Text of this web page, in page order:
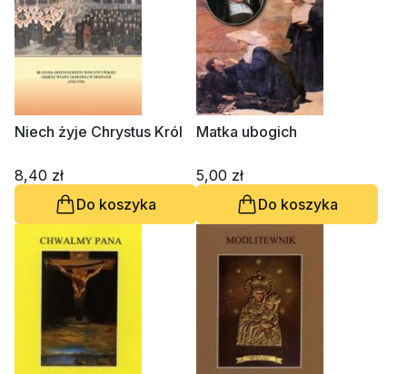
Niech żyje Chrystus Król
8,40 zł
Do koszyka
Matka ubogich
5,00 zł
Do koszyka